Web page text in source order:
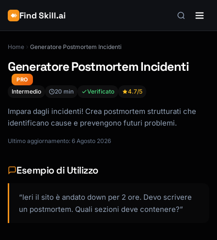
Find Skill.ai
Home Generatore Postmortem Incidenti
Generatore Postmortem Incidenti
PRO
Intermedio 20 min Verificato 4.7/5
Impara dagli incidenti! Crea postmortem strutturati che
identificano cause e prevengono futuri problemi.
Ultimo aggiornamento: 6 Agosto 2026
Esempio di Utilizzo
“Ieri il sito è andato down per 2 ore. Devo scrivere
un postmortem. Quali sezioni deve contenere?”